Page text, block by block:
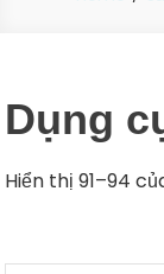
Dụng
Hiển thị 91–94